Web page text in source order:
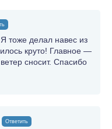
тоже делал навес из
круто! Главное —
сносит. Спасибо
Ответить